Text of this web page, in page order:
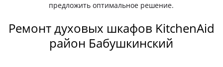
предложить оптимальное решение.
Ремонт духовых шкафов KitchenAid
район Бабушкинский